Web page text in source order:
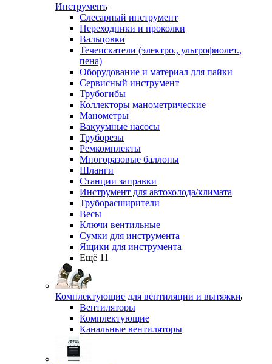
Инструмент
Слесарный инструмент
Переходники и проколки
Вальцовки
Течеискатели (электро., ультрофиолет.,
пена)
Оборудование и материал для пайки
Сервисный инструмент
Трубогибы
Коллекторы манометрические
Манометры
Вакуумные насосы
Труборезы
Ремкомплекты
Многоразовые баллоны
Шланги
Станции заправки
Инструмент для автохолода/климата
Труборасширители
Весы
Ключи вентильные
Сумки для инструмента
Ящики для инструмента
Ещё 11
Комплектующие для вентиляции и вытяжки
Вентиляторы
Комплектующие
Канальные вентиляторы